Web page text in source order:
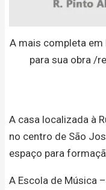
A mais completa em
para sua obra /
A casa localizada à
no centro de São
espaço para
A Escola de Música